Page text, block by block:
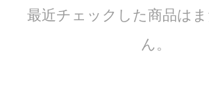
最近チェックした商品は
ん。